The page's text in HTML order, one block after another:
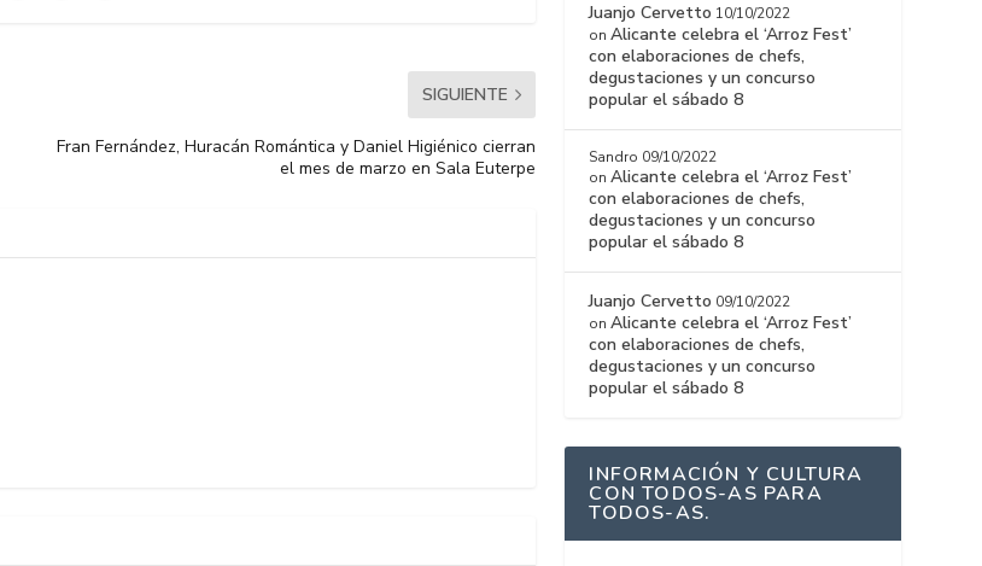
SIGUIENTE
Fran Fernández, Huracán Romántica y Daniel Higiénico cierran
el mes de marzo en Sala Euterpe
Juanjo Cervetto 10/10/2022
onAlicante celebra el ‘Arroz Fest’
con elaboraciones de chefs,
degustaciones y un concurso
popular el sábado 8
Sandro 09/10/2022
onAlicante celebra el ‘Arroz Fest’
con elaboraciones de chefs,
degustaciones y un concurso
popular el sábado 8
Juanjo Cervetto 09/10/2022
onAlicante celebra el ‘Arroz Fest’
con elaboraciones de chefs,
degustaciones y un concurso
popular el sábado 8
INFORMACIÓN Y CULTURA
CON TODOS-AS PARA
TODOS-AS.